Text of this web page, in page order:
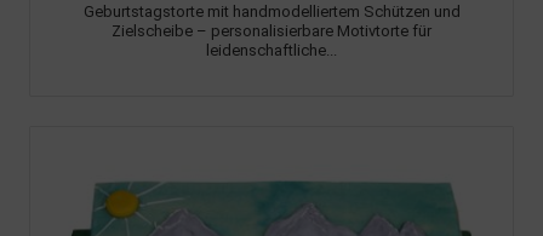
Geburtstagstorte mit handmodelliertem Schützen und
Zielscheibe – personalisierbare Motivtorte für
leidenschaftliche...